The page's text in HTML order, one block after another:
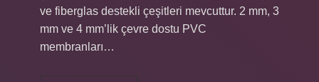
ve fiberglas destekli çeşitleri mevcuttur. 2 mm, 3
mm ve 4 mm’lik çevre dostu PVC
membranları…